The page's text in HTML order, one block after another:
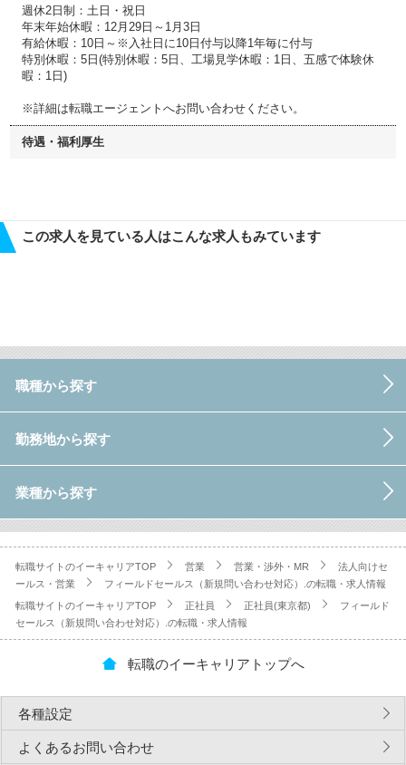
週休2日制：土日・祝日
年末年始休暇：12月29日～1月3日
有給休暇：10日～※入社日に10日付与以降1年毎に付与
特別休暇：5日(特別休暇：5日、工場見学休暇：1日、五感で体験休
暇：1日)
※詳細は転職エージェントへお問い合わせください。
待遇・福利厚生
この求人を見ている人はこんな求人もみています
職種から探す
勤務地から探す
業種から探す
転職サイトのイーキャリアTOP 営業 営業・渉外・MR
法人向けセ
ールス・営業
フィールドセールス（新規問い合わせ対応）.の転職・求人情報
転職サイトのイーキャリアTOP 正社員 正社員(東京都)
フィールド
セールス（新規問い合わせ対応）.の転職・求人情報
転職のイーキャリアトップへ
各種設定
よくあるお問い合わせ